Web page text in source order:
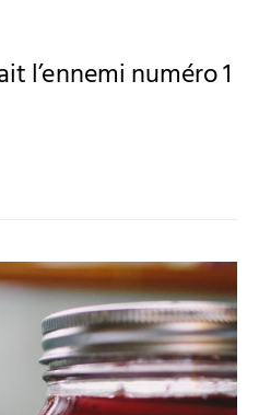
l’ennemi numéro 1